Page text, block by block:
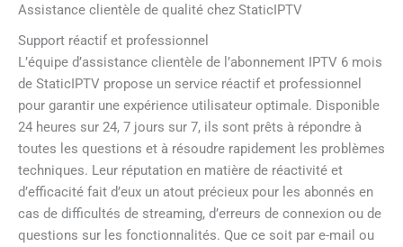
Assistance clientèle de qualité chez StaticIPTV
Support réactif et professionnel
L’équipe d’assistance clientèle de l’abonnement IPTV 6 mois
de StaticIPTV propose un service réactif et professionnel
pour garantir une expérience utilisateur optimale. Disponible
24 heures sur 24, 7 jours sur 7, ils sont prêts à répondre à
toutes les questions et à résoudre rapidement les problèmes
techniques. Leur réputation en matière de réactivité et
d’efficacité fait d’eux un atout précieux pour les abonnés en
cas de difficultés de streaming, d’erreurs de connexion ou de
questions sur les fonctionnalités. Que ce soit par e-mail ou